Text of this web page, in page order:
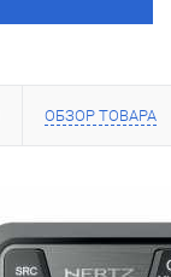
ОБЗОР ТОВАРА